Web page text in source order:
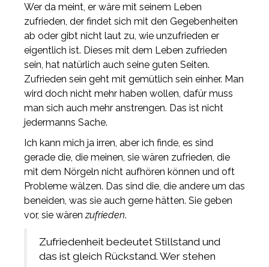
Wer da meint, er wäre mit seinem Leben
zufrieden, der findet sich mit den Gegebenheiten
ab oder gibt nicht laut zu, wie unzufrieden er
eigentlich ist. Dieses mit dem Leben zufrieden
sein, hat natürlich auch seine guten Seiten.
Zufrieden sein geht mit gemütlich sein einher. Man
wird doch nicht mehr haben wollen, dafür muss
man sich auch mehr anstrengen. Das ist nicht
jedermanns Sache.
Ich kann mich ja irren, aber ich finde, es sind
gerade die, die meinen, sie wären zufrieden, die
mit dem Nörgeln nicht aufhören können und oft
Probleme wälzen. Das sind die, die andere um das
beneiden, was sie auch gerne hätten. Sie geben
vor, sie wären zufrieden.
Zufriedenheit bedeutet Stillstand und
das ist gleich Rückstand. Wer stehen